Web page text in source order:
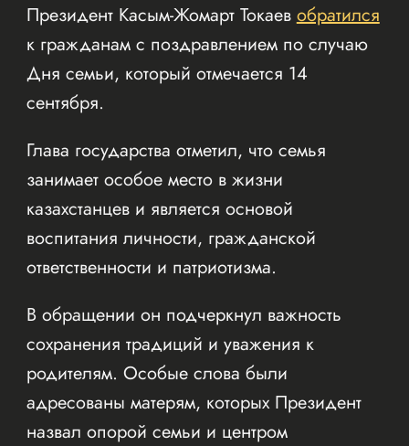
Президент Касым-Жомарт Токаев обратился
к гражданам с поздравлением по случаю
Дня семьи, который отмечается 14
сентября.
Глава государства отметил, что семья
занимает особое место в жизни
казахстанцев и является основой
воспитания личности, гражданской
ответственности и патриотизма.
В обращении он подчеркнул важность
сохранения традиций и уважения к
родителям. Особые слова были
адресованы матерям, которых Президент
назвал опорой семьи и центром